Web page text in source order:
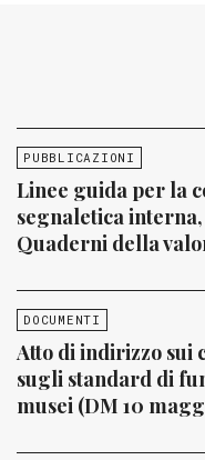
PUBBLICAZIONI
Linee guida per la
segnaletica
Quaderni della
DOCUMENTI
Atto di indirizzo sui
sugli standard di
musei (DM 10